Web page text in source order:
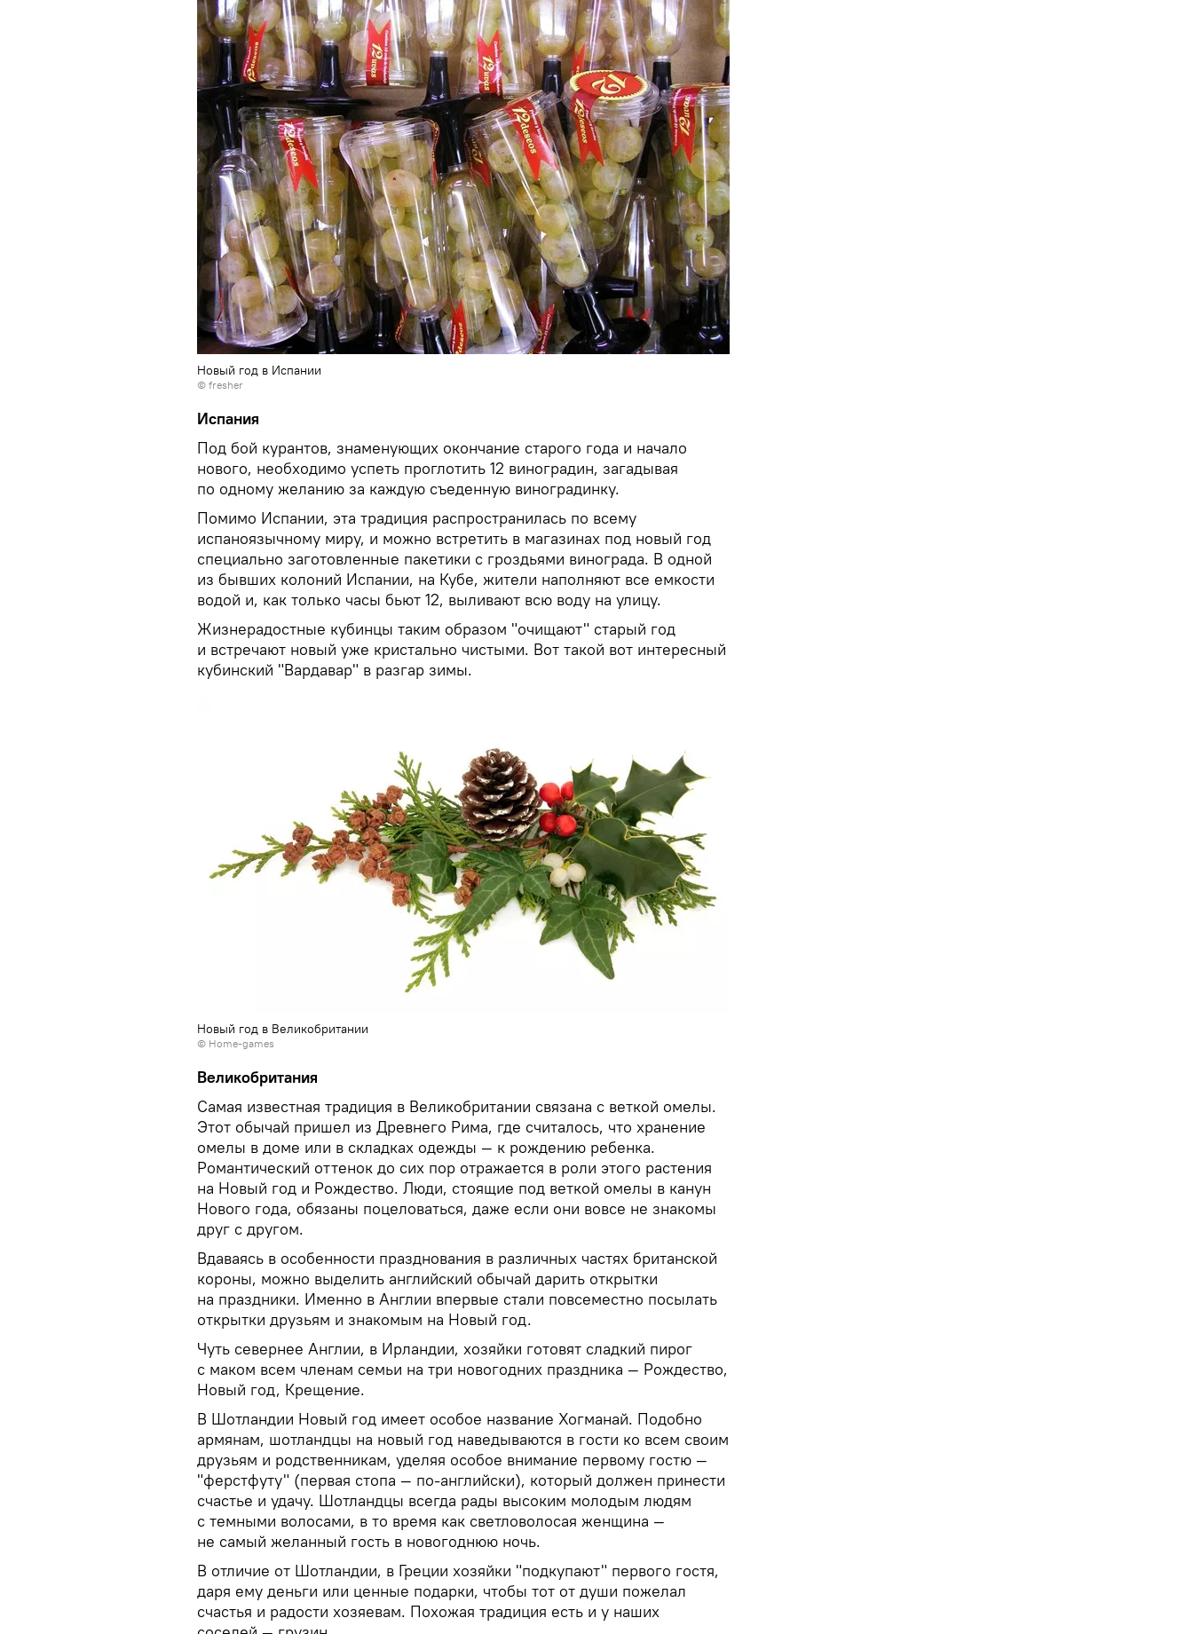
Новый год в Испании
© fresher
Испания
Под бой курантов, знаменующих окончание старого года и начало
нового, необходимо успеть проглотить 12 виноградин, загадывая
по одному желанию за каждую съеденную виноградинку.
Помимо Испании, эта традиция распространилась по всему
испаноязычному миру, и можно встретить в магазинах под новый год
специально заготовленные пакетики с гроздьями винограда. В одной
из бывших колоний Испании, на Кубе, жители наполняют все емкости
водой и, как только часы бьют 12, выливают всю воду на улицу.
Жизнерадостные кубинцы таким образом "очищают" старый год
и встречают новый уже кристально чистыми. Вот такой вот интересный
кубинский "Вардавар" в разгар зимы.
Новый год в Великобритании
© Home-games
Великобритания
Самая известная традиция в Великобритании связана с веткой омелы.
Этот обычай пришел из Древнего Рима, где считалось, что хранение
омелы в доме или в складках одежды — к рождению ребенка.
Романтический оттенок до сих пор отражается в роли этого растения
на Новый год и Рождество. Люди, стоящие под веткой омелы в канун
Нового года, обязаны поцеловаться, даже если они вовсе не знакомы
друг с другом.
Вдаваясь в особенности празднования в различных частях британской
короны, можно выделить английский обычай дарить открытки
на праздники. Именно в Англии впервые стали повсеместно посылать
открытки друзьям и знакомым на Новый год.
Чуть севернее Англии, в Ирландии, хозяйки готовят сладкий пирог
с маком всем членам семьи на три новогодних праздника — Рождество,
Новый год, Крещение.
В Шотландии Новый год имеет особое название Хогманай. Подобно
армянам, шотландцы на новый год наведываются в гости ко всем своим
друзьям и родственникам, уделяя особое внимание первому гостю —
"ферстфуту" (первая стопа — по-английски), который должен принести
счастье и удачу. Шотландцы всегда рады высоким молодым людям
с темными волосами, в то время как светловолосая женщина —
не самый желанный гость в новогоднюю ночь.
В отличие от Шотландии, в Греции хозяйки "подкупают" первого гостя,
даря ему деньги или ценные подарки, чтобы тот от души пожелал
счастья и радости хозяевам. Похожая традиция есть и у наших